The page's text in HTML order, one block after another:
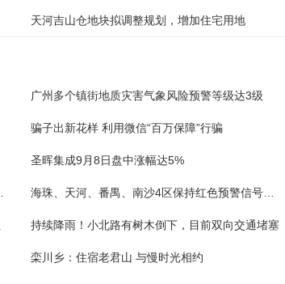
天河吉山仓地块拟调整规划，增加住宅用地
广州多个镇街地质灾害气象风险预警等级达3级
骗子出新花样 利用微信“百万保障”行骗
圣晖集成9月8日盘中涨幅达5%
持续降雨！小北路有树木倒下，目前双向交通堵塞
栾川乡：住宿老君山 与慢时光相约